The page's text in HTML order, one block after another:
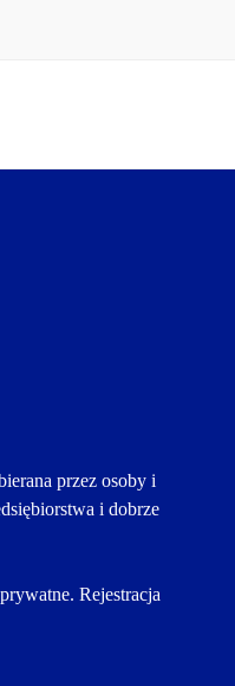
przez osoby i
i dobrze
Rejestracja